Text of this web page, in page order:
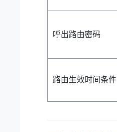
呼出路由密码
路由生效时间条件